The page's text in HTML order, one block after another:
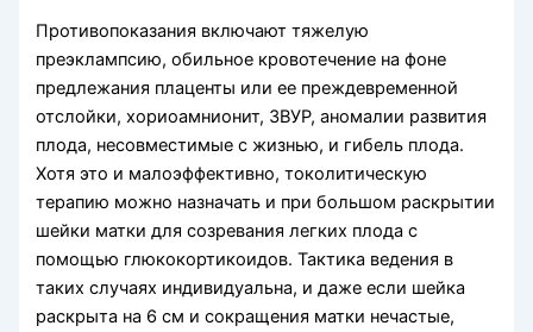
Противопоказания включают тяжелую
преэклампсию, обильное кровотечение на фоне
предлежания плаценты или ее преждевременной
отслойки, хориоамнионит, ЗВУР, аномалии развития
плода, несовместимые с жизнью, и гибель плода.
Хотя это и малоэффективно, токолитическую
терапию можно назначать и при большом раскрытии
шейки матки для созревания легких плода с
помощью глюкокортикоидов. Тактика ведения в
таких случаях индивидуальна, и даже если шейка
раскрыта на 6 см и сокращения матки нечастые,